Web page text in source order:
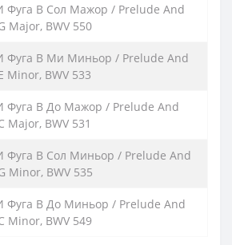
Фуга В Сол Мажор / Prelude And
Major, BWV 550
Фуга В Ми Миньор / Prelude And
Minor, BWV 533
Фуга В До Мажор / Prelude And
Major, BWV 531
Фуга В Сол Миньор / Prelude And
Minor, BWV 535
Фуга В До Миньор / Prelude And
Minor, BWV 549